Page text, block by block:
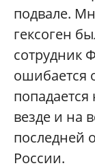
подвале.
гексоген
сотрудник
ошибается
везде и на
последней
России.